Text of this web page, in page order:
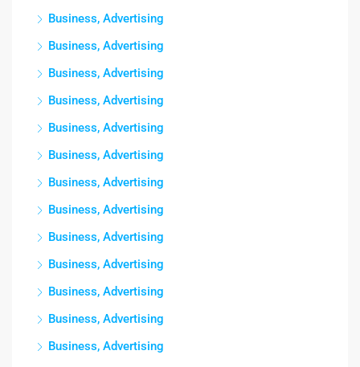
Business, Advertising
Business, Advertising
Business, Advertising
Business, Advertising
Business, Advertising
Business, Advertising
Business, Advertising
Business, Advertising
Business, Advertising
Business, Advertising
Business, Advertising
Business, Advertising
Business, Advertising